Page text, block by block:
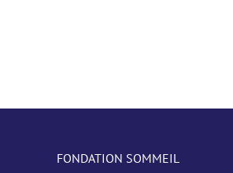
FONDATION SOMMEIL